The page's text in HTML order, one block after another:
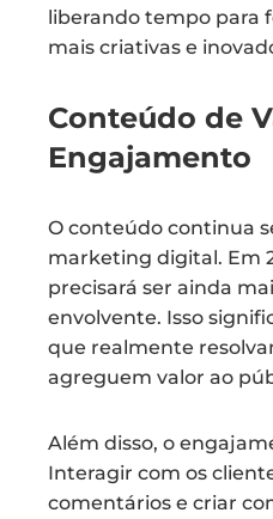
liberando tempo para
mais criativas e
Conteúdo de
Engajamento
O conteúdo continua
marketing digital. Em
precisará ser ainda
envolvente. Isso
que realmente
agreguem valor ao
Além disso, o
Interagir com os
comentários e criar